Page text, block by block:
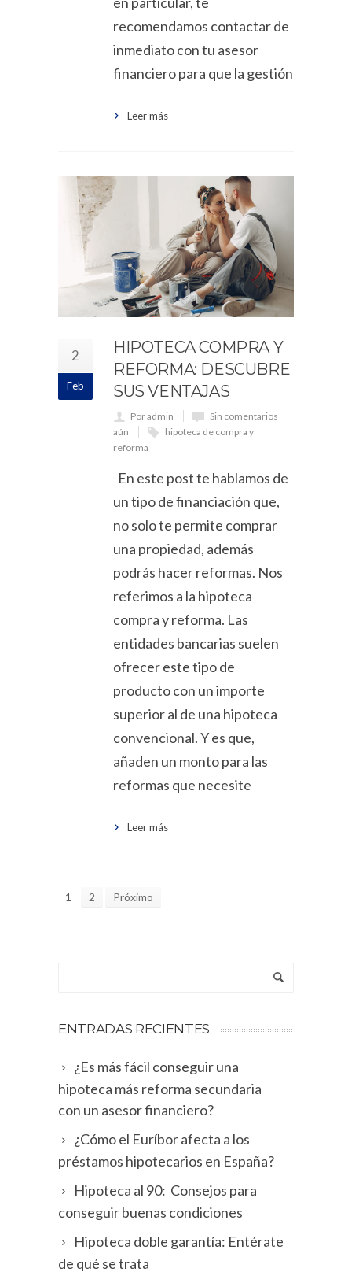
recomendamos contactar de
inmediato con tu asesor
financiero para que la gestión
Leer más
2
Feb
HIPOTECA COMPRA Y
REFORMA: DESCUBRE
SUS VENTAJAS
Por admin
Sin comentarios
aún
hipoteca de compra y
reforma
En este post te hablamos de
un tipo de financiación que,
no solo te permite comprar
una propiedad, además
podrás hacer reformas. Nos
referimos a la hipoteca
compra y reforma. Las
entidades bancarias suelen
ofrecer este tipo de
producto con un importe
superior al de una hipoteca
convencional. Y es que,
añaden un monto para las
reformas que necesite
Leer más
1 2 Próximo
ENTRADAS RECIENTES
¿Es más fácil conseguir una
hipoteca más reforma secundaria
con un asesor financiero?
¿Cómo el Euríbor afecta a los
préstamos hipotecarios en España?
Hipoteca al 90: Consejos para
conseguir buenas condiciones
Hipoteca doble garantía: Entérate
de qué se trata